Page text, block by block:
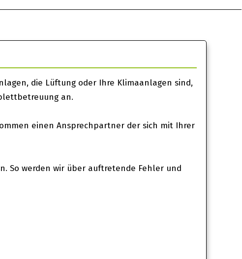
die Lüftung oder Ihre Klimaanlagen sind,
an.
einen Ansprechpartner der sich mit Ihrer
So werden wir über auftretende Fehler und